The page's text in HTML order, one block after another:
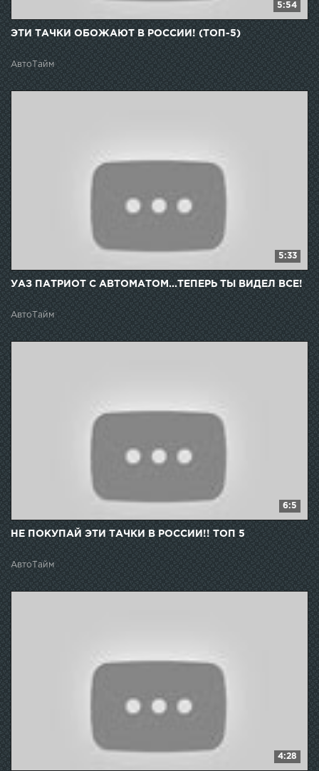
5:54
ЭТИ ТАЧКИ ОБОЖАЮТ В РОССИИ! (ТОП-5)
АвтоТайм
5:33
УАЗ ПАТРИОТ С АВТОМАТОМ...ТЕПЕРЬ ТЫ ВИДЕЛ ВСЕ!
АвтоТайм
6:5
НЕ ПОКУПАЙ ЭТИ ТАЧКИ В РОССИИ!! ТОП 5
АвтоТайм
4:28